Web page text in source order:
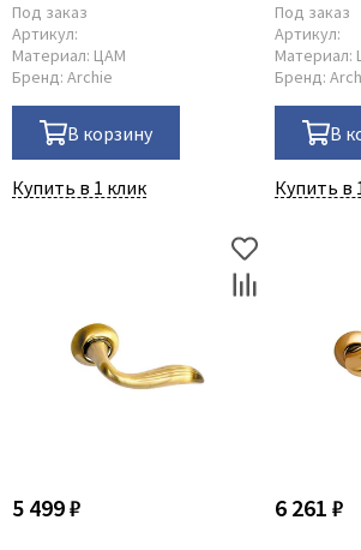
Под заказ
Артикул:
Материал: ЦАМ
Бренд: Archie
В корзину
Купить в 1 клик
Под заказ
Артикул:
Материал:
Бренд:
В
Купить в
5 499 ₽ 6 261 ₽